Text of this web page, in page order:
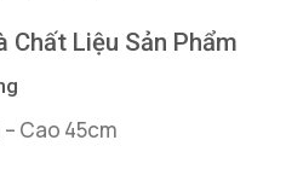
Chất Liệu Sản Phẩm
Cao 45cm